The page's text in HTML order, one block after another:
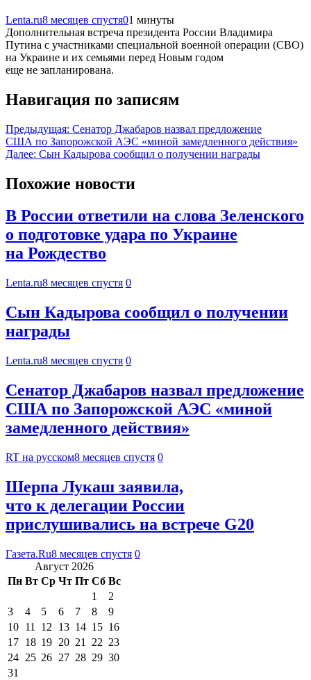
Lenta.ru8 месяцев спустя01 минуты
Дополнительная встреча президента России Владимира
Путина с участниками специальной военной операции (СВО)
на Украине и их семьями перед Новым годом
еще не запланирована.
Навигация по записям
Предыдущая: Сенатор Джабаров назвал предложение
США по Запорожской АЭС «миной замедленного действия»
Далее: Сын Кадырова сообщил о получении награды
Похожие новости
В России ответили на слова Зеленского
о подготовке удара по Украине
на Рождество
Lenta.ru8 месяцев спустя 0
Сын Кадырова сообщил о получении
награды
Lenta.ru8 месяцев спустя 0
Сенатор Джабаров назвал предложение
США по Запорожской АЭС «миной
замедленного действия»
RT на русском8 месяцев спустя 0
Шерпа Лукаш заявила,
что к делегации России
прислушивались на встрече G20
Газета.Ru8 месяцев спустя 0
Август 2026
Пн Вт Ср Чт Пт Сб Вс
1
2
3
4 5 6 7 8
9
10 11 12 13 14 15 16
17 18 19 20 21 22 23
24 25 26 27 28 29 30
31